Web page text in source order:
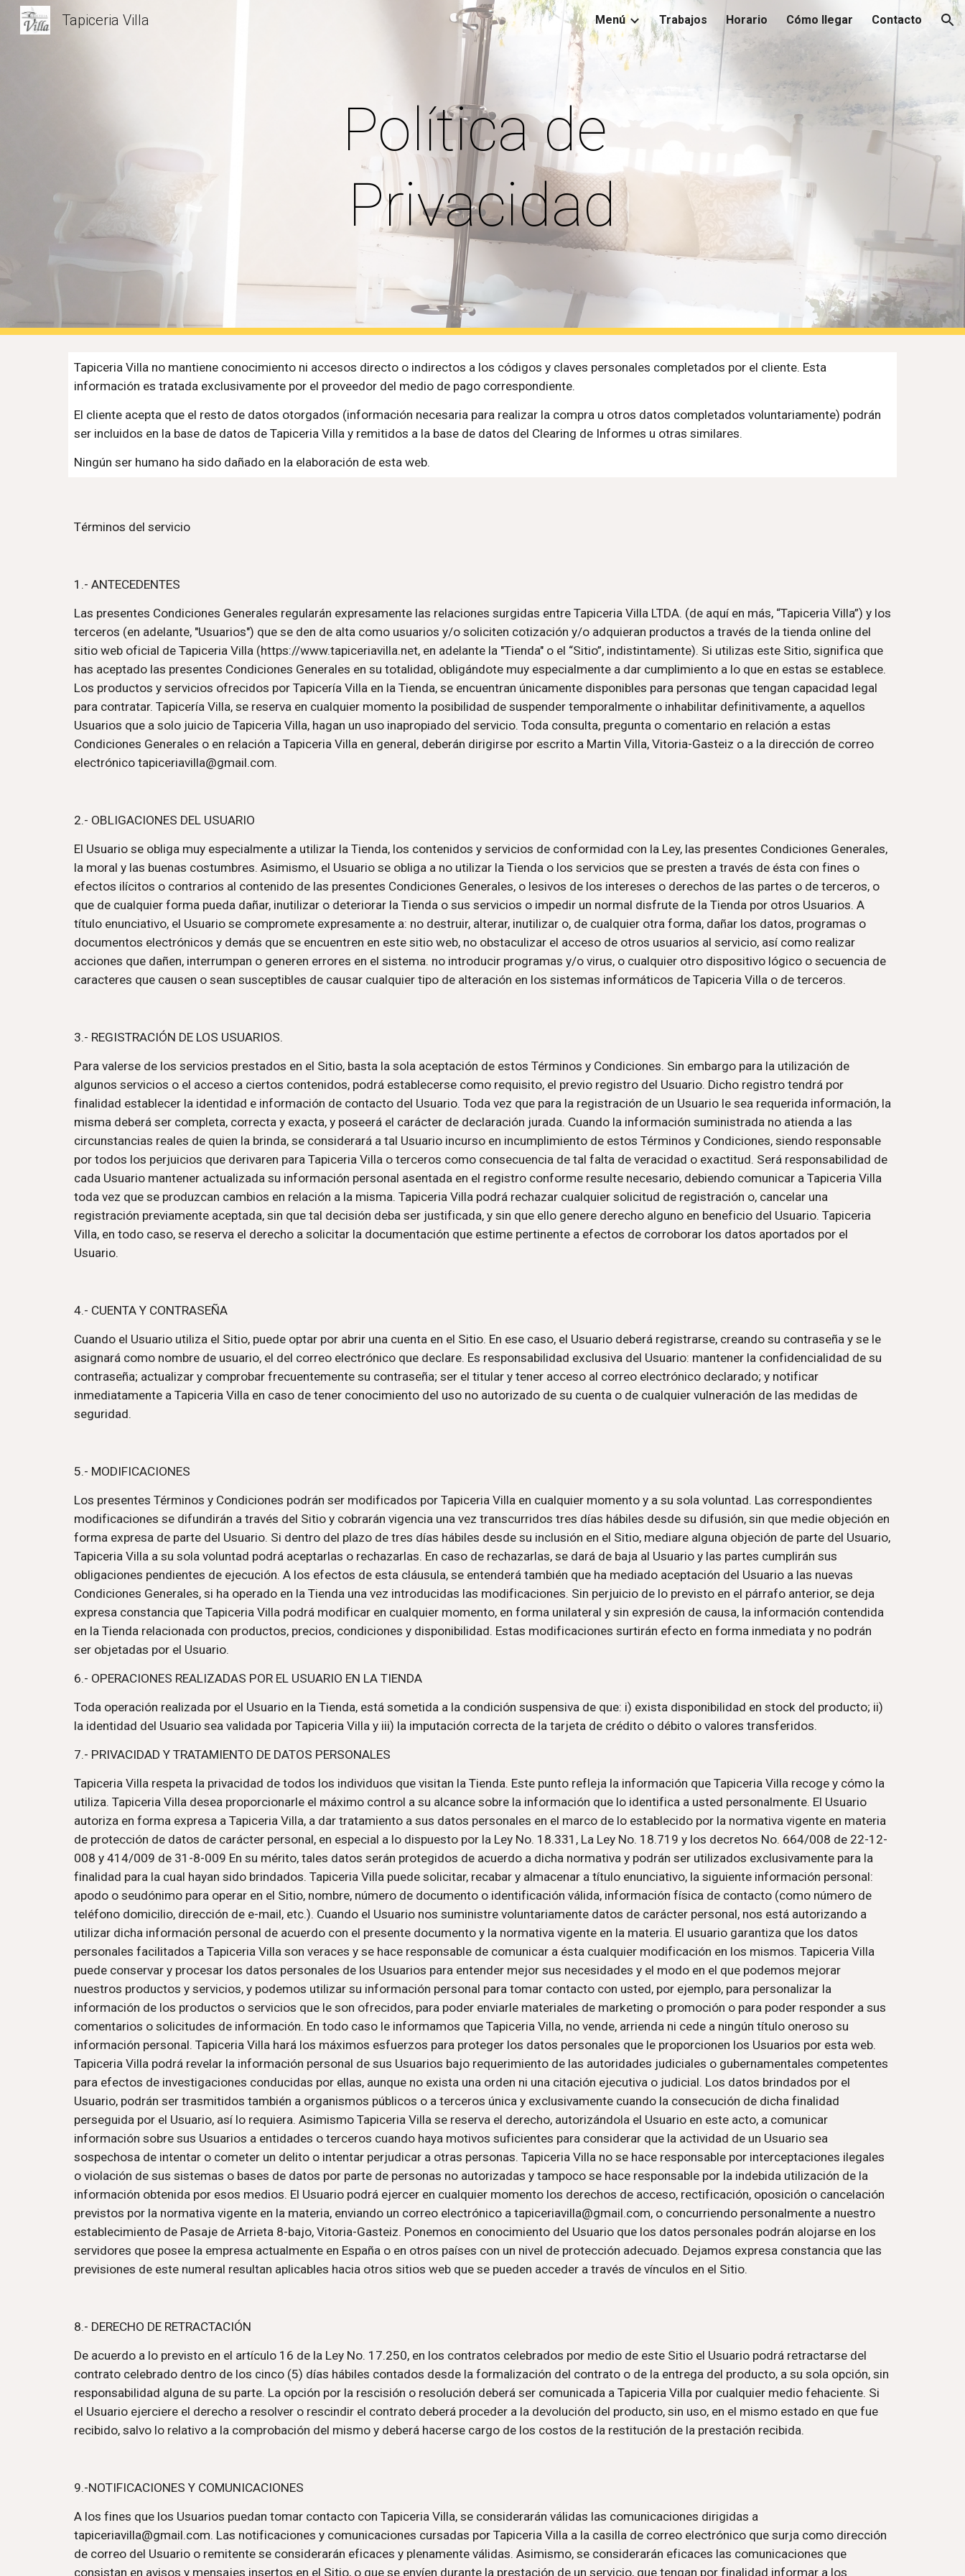
Skip to navigation
Tapiceria Villa Menú Trabajos Horario Cómo llegar Contacto
Política de
Privacidad
Tapiceria Villa no mantiene conocimiento ni accesos directo o indirectos a los códigos y claves personales completados por el cliente. Esta
información es tratada exclusivamente por el proveedor del medio de pago correspondiente.
El cliente acepta que el resto de datos otorgados (información necesaria para realizar la compra u otros datos completados voluntariamente) podrán
ser incluidos en la base de datos de Tapiceria Villa y remitidos a la base de datos del Clearing de Informes u otras similares.
Ningún ser humano ha sido dañado en la elaboración de esta web.
Términos del servicio
1.- ANTECEDENTES
Las presentes Condiciones Generales regularán expresamente las relaciones surgidas entre Tapiceria Villa LTDA. (de aquí en más, “Tapiceria Villa”) y los
terceros (en adelante, "Usuarios") que se den de alta como usuarios y/o soliciten cotización y/o adquieran productos a través de la tienda online del
sitio web oficial de Tapiceria Villa (https://www.tapiceriavilla.net, en adelante la "Tienda" o el “Sitio”, indistintamente). Si utilizas este Sitio, significa que
has aceptado las presentes Condiciones Generales en su totalidad, obligándote muy especialmente a dar cumplimiento a lo que en estas se establece.
Los productos y servicios ofrecidos por Tapicería Villa en la Tienda, se encuentran únicamente disponibles para personas que tengan capacidad legal
para contratar. Tapicería Villa, se reserva en cualquier momento la posibilidad de suspender temporalmente o inhabilitar definitivamente, a aquellos
Usuarios que a solo juicio de Tapiceria Villa, hagan un uso inapropiado del servicio. Toda consulta, pregunta o comentario en relación a estas
Condiciones Generales o en relación a Tapiceria Villa en general, deberán dirigirse por escrito a Martin Villa, Vitoria-Gasteiz o a la dirección de correo
electrónico tapiceriavilla@gmail.com.
2.- OBLIGACIONES DEL USUARIO
El Usuario se obliga muy especialmente a utilizar la Tienda, los contenidos y servicios de conformidad con la Ley, las presentes Condiciones Generales,
la moral y las buenas costumbres. Asimismo, el Usuario se obliga a no utilizar la Tienda o los servicios que se presten a través de ésta con fines o
efectos ilícitos o contrarios al contenido de las presentes Condiciones Generales, o lesivos de los intereses o derechos de las partes o de terceros, o
que de cualquier forma pueda dañar, inutilizar o deteriorar la Tienda o sus servicios o impedir un normal disfrute de la Tienda por otros Usuarios. A
título enunciativo, el Usuario se compromete expresamente a: no destruir, alterar, inutilizar o, de cualquier otra forma, dañar los datos, programas o
documentos electrónicos y demás que se encuentren en este sitio web, no obstaculizar el acceso de otros usuarios al servicio, así como realizar
acciones que dañen, interrumpan o generen errores en el sistema. no introducir programas y/o virus, o cualquier otro dispositivo lógico o secuencia de
caracteres que causen o sean susceptibles de causar cualquier tipo de alteración en los sistemas informáticos de Tapiceria Villa o de terceros.
3.- REGISTRACIÓN DE LOS USUARIOS.
Para valerse de los servicios prestados en el Sitio, basta la sola aceptación de estos Términos y Condiciones. Sin embargo para la utilización de
algunos servicios o el acceso a ciertos contenidos, podrá establecerse como requisito, el previo registro del Usuario. Dicho registro tendrá por
finalidad establecer la identidad e información de contacto del Usuario. Toda vez que para la registración de un Usuario le sea requerida información, la
misma deberá ser completa, correcta y exacta, y poseerá el carácter de declaración jurada. Cuando la información suministrada no atienda a las
circunstancias reales de quien la brinda, se considerará a tal Usuario incurso en incumplimiento de estos Términos y Condiciones, siendo responsable
por todos los perjuicios que derivaren para Tapiceria Villa o terceros como consecuencia de tal falta de veracidad o exactitud. Será responsabilidad de
cada Usuario mantener actualizada su información personal asentada en el registro conforme resulte necesario, debiendo comunicar a Tapiceria Villa
toda vez que se produzcan cambios en relación a la misma. Tapiceria Villa podrá rechazar cualquier solicitud de registración o, cancelar una
registración previamente aceptada, sin que tal decisión deba ser justificada, y sin que ello genere derecho alguno en beneficio del Usuario. Tapiceria
Villa, en todo caso, se reserva el derecho a solicitar la documentación que estime pertinente a efectos de corroborar los datos aportados por el
Usuario.
4.- CUENTA Y CONTRASEÑA
Cuando el Usuario utiliza el Sitio, puede optar por abrir una cuenta en el Sitio. En ese caso, el Usuario deberá registrarse, creando su contraseña y se le
asignará como nombre de usuario, el del correo electrónico que declare. Es responsabilidad exclusiva del Usuario: mantener la confidencialidad de su
contraseña; actualizar y comprobar frecuentemente su contraseña; ser el titular y tener acceso al correo electrónico declarado; y notificar
inmediatamente a Tapiceria Villa en caso de tener conocimiento del uso no autorizado de su cuenta o de cualquier vulneración de las medidas de
seguridad.
5.- MODIFICACIONES
Los presentes Términos y Condiciones podrán ser modificados por Tapiceria Villa en cualquier momento y a su sola voluntad. Las correspondientes
modificaciones se difundirán a través del Sitio y cobrarán vigencia una vez transcurridos tres días hábiles desde su difusión, sin que medie objeción en
forma expresa de parte del Usuario. Si dentro del plazo de tres días hábiles desde su inclusión en el Sitio, mediare alguna objeción de parte del Usuario,
Tapiceria Villa a su sola voluntad podrá aceptarlas o rechazarlas. En caso de rechazarlas, se dará de baja al Usuario y las partes cumplirán sus
obligaciones pendientes de ejecución. A los efectos de esta cláusula, se entenderá también que ha mediado aceptación del Usuario a las nuevas
Condiciones Generales, si ha operado en la Tienda una vez introducidas las modificaciones. Sin perjuicio de lo previsto en el párrafo anterior, se deja
expresa constancia que Tapiceria Villa podrá modificar en cualquier momento, en forma unilateral y sin expresión de causa, la información contendida
en la Tienda relacionada con productos, precios, condiciones y disponibilidad. Estas modificaciones surtirán efecto en forma inmediata y no podrán
ser objetadas por el Usuario.
6.- OPERACIONES REALIZADAS POR EL USUARIO EN LA TIENDA
Toda operación realizada por el Usuario en la Tienda, está sometida a la condición suspensiva de que: i) exista disponibilidad en stock del producto; ii)
la identidad del Usuario sea validada por Tapiceria Villa y iii) la imputación correcta de la tarjeta de crédito o débito o valores transferidos.
7.- PRIVACIDAD Y TRATAMIENTO DE DATOS PERSONALES
Tapiceria Villa respeta la privacidad de todos los individuos que visitan la Tienda. Este punto refleja la información que Tapiceria Villa recoge y cómo la
utiliza. Tapiceria Villa desea proporcionarle el máximo control a su alcance sobre la información que lo identifica a usted personalmente. El Usuario
autoriza en forma expresa a Tapiceria Villa, a dar tratamiento a sus datos personales en el marco de lo establecido por la normativa vigente en materia
de protección de datos de carácter personal, en especial a lo dispuesto por la Ley No. 18.331, La Ley No. 18.719 y los decretos No. 664/008 de 22-12-
008 y 414/009 de 31-8-009 En su mérito, tales datos serán protegidos de acuerdo a dicha normativa y podrán ser utilizados exclusivamente para la
finalidad para la cual hayan sido brindados. Tapiceria Villa puede solicitar, recabar y almacenar a título enunciativo, la siguiente información personal:
apodo o seudónimo para operar en el Sitio, nombre, número de documento o identificación válida, información física de contacto (como número de
teléfono domicilio, dirección de e-mail, etc.). Cuando el Usuario nos suministre voluntariamente datos de carácter personal, nos está autorizando a
utilizar dicha información personal de acuerdo con el presente documento y la normativa vigente en la materia. El usuario garantiza que los datos
personales facilitados a Tapiceria Villa son veraces y se hace responsable de comunicar a ésta cualquier modificación en los mismos. Tapiceria Villa
puede conservar y procesar los datos personales de los Usuarios para entender mejor sus necesidades y el modo en el que podemos mejorar
nuestros productos y servicios, y podemos utilizar su información personal para tomar contacto con usted, por ejemplo, para personalizar la
información de los productos o servicios que le son ofrecidos, para poder enviarle materiales de marketing o promoción o para poder responder a sus
comentarios o solicitudes de información. En todo caso le informamos que Tapiceria Villa, no vende, arrienda ni cede a ningún título oneroso su
información personal. Tapiceria Villa
Tapiceria Villa podrá revelar la información personal de sus Usuarios bajo requerimiento de las autoridades judiciales o gubernamentales competentes
para efectos de investigaciones conducidas por ellas, aunque no exista una orden ni una citación ejecutiva o judicial. Los datos brindados por el
Usuario, podrán ser trasmitidos también a organismos públicos o a terceros única y exclusivamente cuando la consecución de dicha finalidad
perseguida por el Usuario, así lo requiera. Asimismo Tapiceria Villa se reserva el derecho, autorizándola el Usuario en este acto, a comunicar
información sobre sus Usuarios a entidades o terceros cuando haya motivos suficientes para considerar que la actividad de un Usuario sea
sospechosa de intentar o cometer un delito o intentar perjudicar a otras personas. Tapiceria Villa no se hace responsable por interceptaciones ilegales
o violación de sus sistemas o bases de datos por parte de personas no autorizadas y tampoco se hace responsable por la indebida utilización de la
información obtenida por esos medios. El Usuario podrá ejercer en cualquier momento los derechos de acceso, rectificación, oposición o cancelación
previstos por la normativa vigente en la materia, enviando un correo electrónico a tapiceriavilla@gmail.com, o concurriendo personalmente a nuestro
establecimiento de Pasaje de Arrieta 8-bajo, Vitoria-Gasteiz. Ponemos en conocimiento del Usuario que los datos personales podrán alojarse en los
servidores que posee la empresa actualmente en España o en otros países con un nivel de protección adecuado. Dejamos expresa constancia que las
previsiones de este numeral resultan aplicables hacia otros sitios web que se pueden acceder a través de vínculos en el Sitio.
8.- DERECHO DE RETRACTACIÓN
De acuerdo a lo previsto en el artículo 16 de la Ley No. 17.250, en los contratos celebrados por medio de este Sitio el Usuario podrá retractarse del
contrato celebrado dentro de los cinco (5) días hábiles contados desde la formalización del contrato o de la entrega del producto, a su sola opción, sin
responsabilidad alguna de su parte. La opción por la rescisión o resolución deberá ser comunicada a Tapiceria Villa por cualquier medio fehaciente. Si
el Usuario ejerciere el derecho a resolver o rescindir el contrato deberá proceder a la devolución del producto, sin uso, en el mismo estado en que fue
recibido, salvo lo relativo a la comprobación del mismo y deberá hacerse cargo de los costos de la restitución de la prestación recibida.
9.-NOTIFICACIONES Y COMUNICACIONES
A los fines que los Usuarios puedan tomar contacto con Tapiceria Villa, se considerarán válidas las comunicaciones dirigidas a
tapiceriavilla@gmail.com. Las notificaciones y comunicaciones cursadas por Tapiceria Villa a la casilla de correo electrónico que surja como dirección
de correo del Usuario o remitente se considerarán eficaces y plenamente válidas. Asimismo, se considerarán eficaces las comunicaciones que
consistan en avisos y mensajes insertos en el Sitio, o que se envíen durante la prestación de un servicio, que tengan por finalidad informar a los